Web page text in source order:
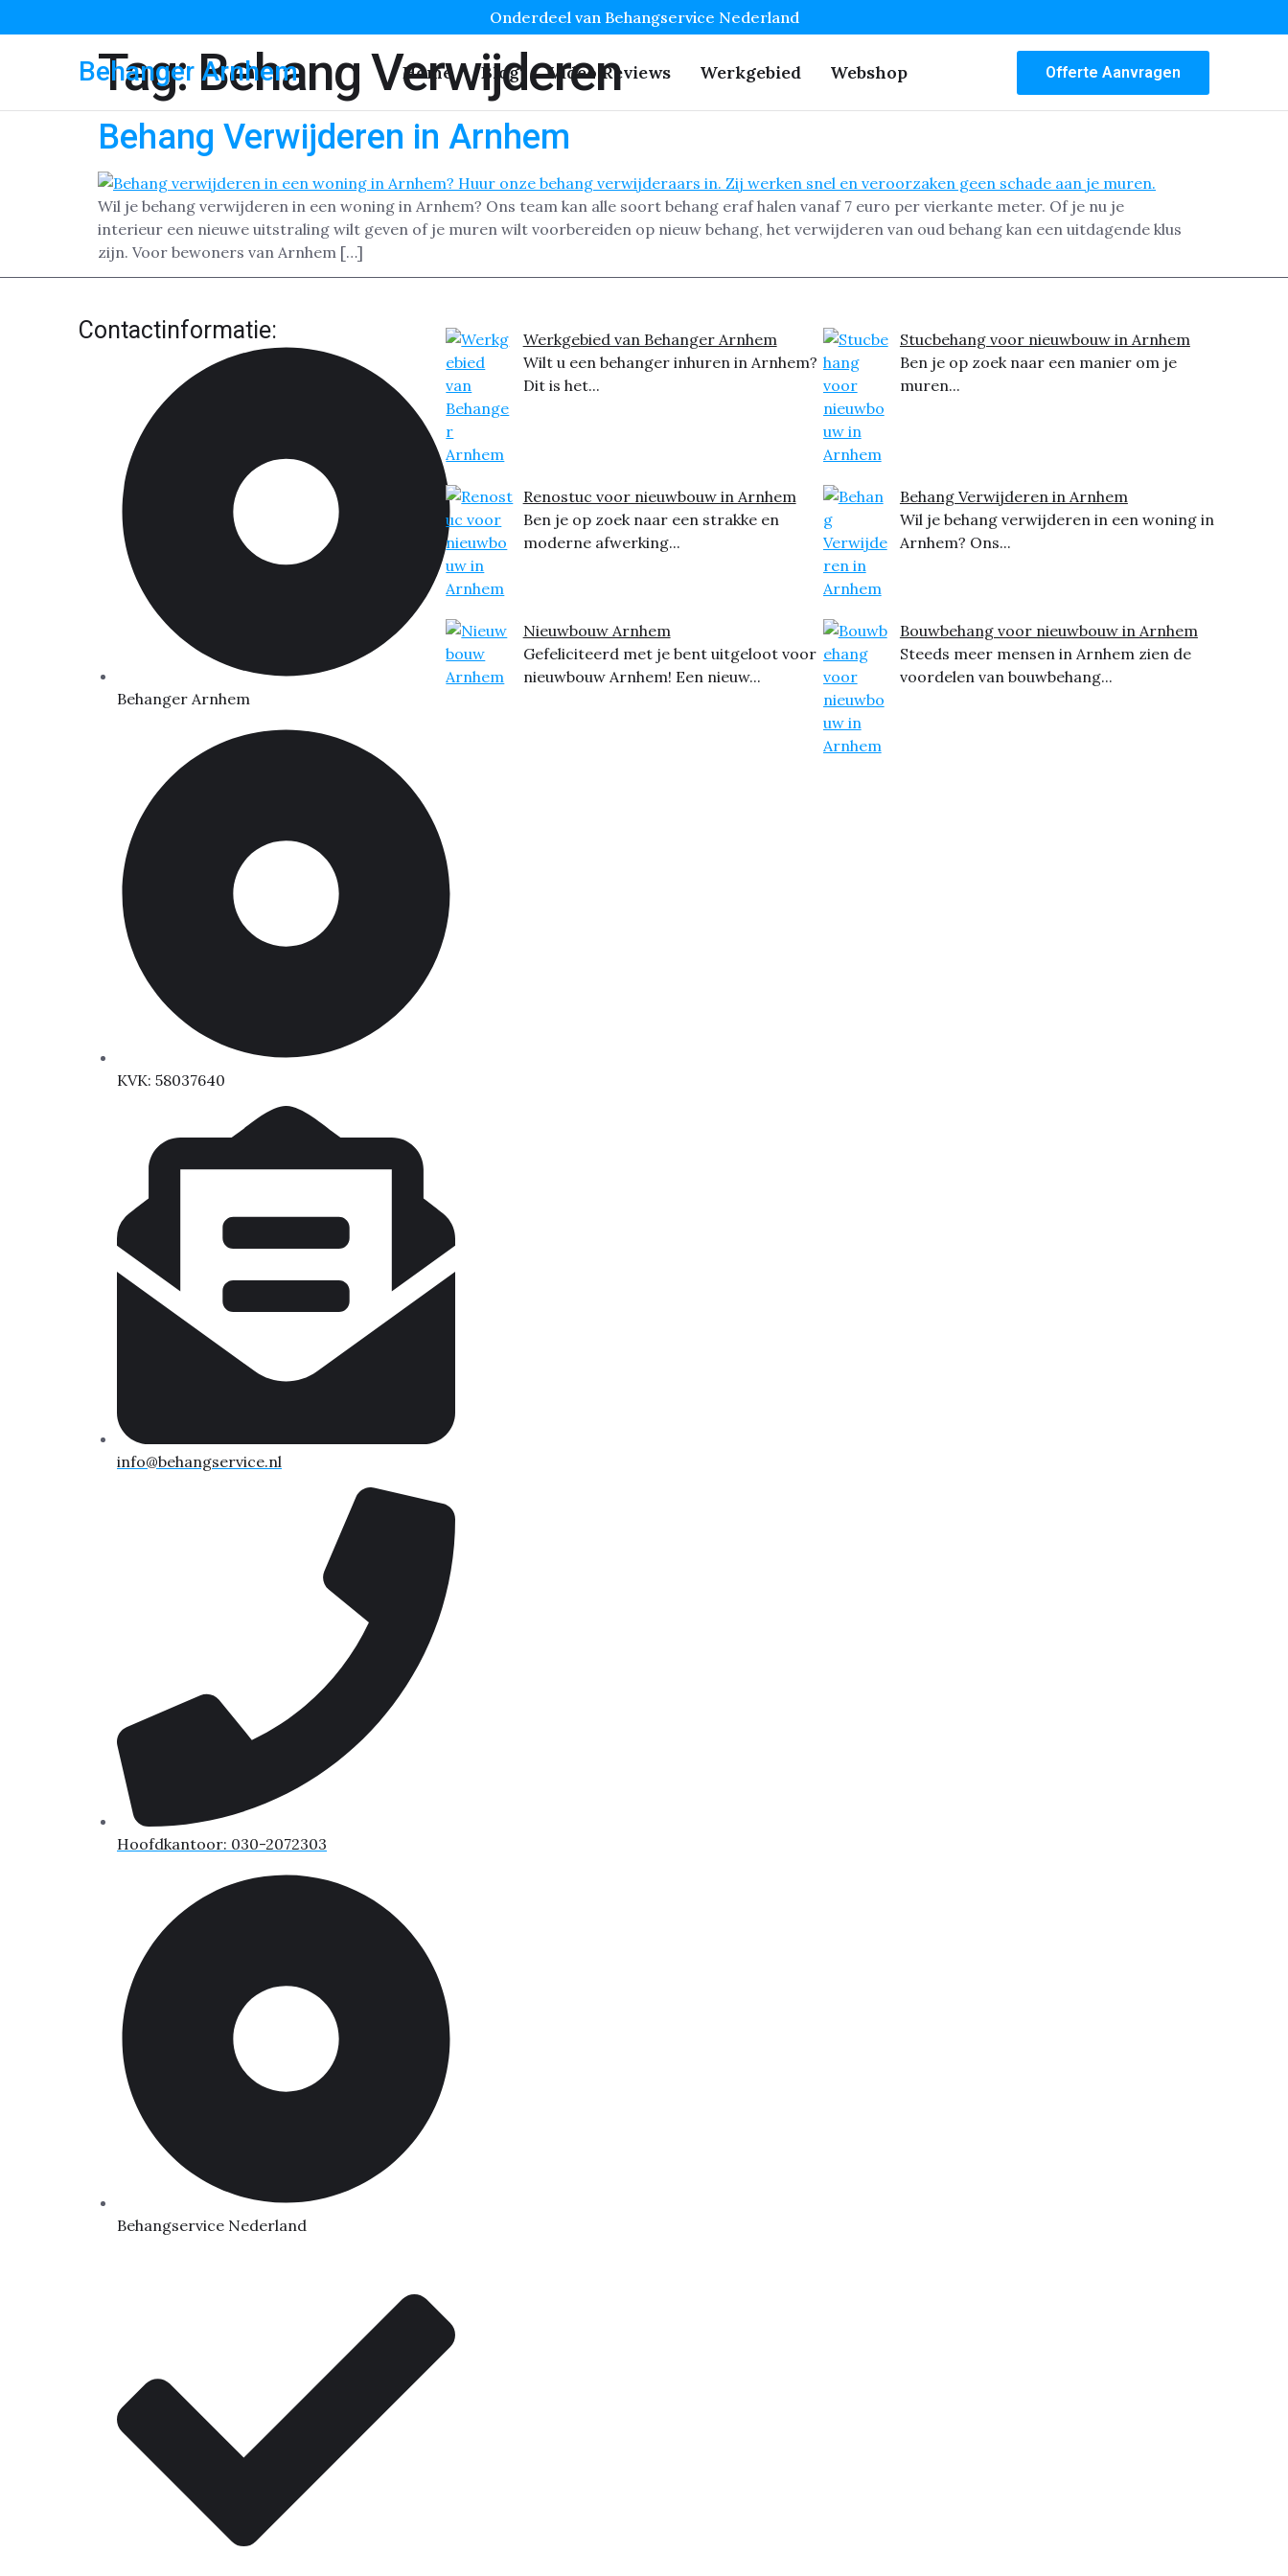
Onderdeel van Behangservice Nederland
Behanger Arnhem Home Blog Video Reviews Werkgebied Webshop Offerte Aanvragen
Tag:Behang Verwijderen
Behang Verwijderen in Arnhem
Wil je behang verwijderen in een woning in Arnhem? Ons team kan alle soort behang eraf halen vanaf 7 euro per vierkante meter. Of je nu je
interieur een nieuwe uitstraling wilt geven of je muren wilt voorbereiden op nieuw behang, het verwijderen van oud behang kan een uitdagende klus
zijn. Voor bewoners van Arnhem […]
Contactinformatie:
Behanger Arnhem
KVK: 58037640
info@behangservice.nl
Hoofdkantoor: 030-2072303
Behangservice Nederland
Werkgebied van Behanger Arnhem
Wilt u een behanger inhuren in Arnhem?
Dit is het...
Renostuc voor nieuwbouw in Arnhem
Ben je op zoek naar een strakke en
moderne afwerking...
Nieuwbouw Arnhem
Gefeliciteerd met je bent uitgeloot voor
nieuwbouw Arnhem! Een nieuw...
Stucbehang voor nieuwbouw in Arnhem
Ben je op zoek naar een manier om je
muren...
Behang Verwijderen in Arnhem
Wil je behang verwijderen in een woning in
Arnhem? Ons...
Bouwbehang voor nieuwbouw in Arnhem
Steeds meer mensen in Arnhem zien de
voordelen van bouwbehang...